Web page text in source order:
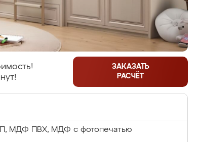
ЗАКАЗАТЬ
РАСЧЁТ
МДФ ПВХ, МДФ с фотопечатью